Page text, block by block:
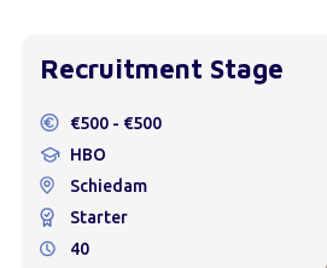
Recruitment Stage
€500 - €500
HBO
Schiedam
Starter
40